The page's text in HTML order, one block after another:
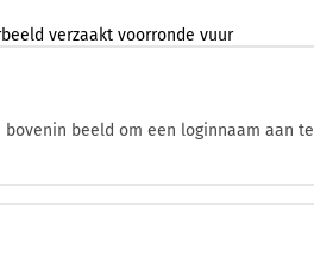
verzaakt voorronde vuur
beeld om een loginnaam aan te